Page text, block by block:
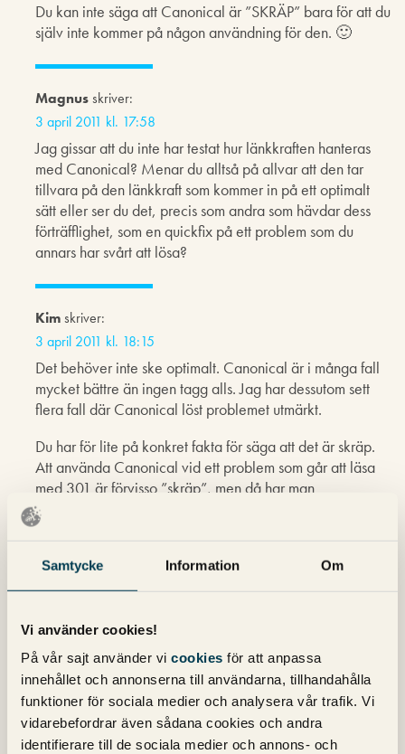
Samtycke Information Om
Vi använder cookies!
På vår sajt använder vi cookies för att anpassa
innehållet och annonserna till användarna, tillhandahålla
funktioner för sociala medier och analysera vår trafik. Vi
vidarebefordrar även sådana cookies och andra
identifierare till de sociala medier och annons- och
Du kan inte säga att Canonical är ”SKRÄP” bara för att du
själv inte kommer på någon användning för den. 🙂
Magnusskriver:
3 april 2011 kl. 17:58
Jag gissar att du inte har testat hur länkkraften hanteras
med Canonical? Menar du alltså på allvar att den tar
tillvara på den länkkraft som kommer in på ett optimalt
sätt eller ser du det, precis som andra som hävdar dess
förträfflighet, som en quickfix på ett problem som du
annars har svårt att lösa?
Kimskriver:
3 april 2011 kl. 18:15
Det behöver inte ske optimalt. Canonical är i många fall
mycket bättre än ingen tagg alls. Jag har dessutom sett
flera fall där Canonical löst problemet utmärkt.
Du har för lite på konkret fakta för säga att det är skräp.
Att använda Canonical vid ett problem som går att läsa
med 301 är förvisso ”skräp”, men då har man
missuppfattat hur den taggen skall användas.
Magnusskriver:
3 april 2011 kl. 18:35
Ok men jag tänker inte i den här bloggen lära ut knep
ställer lite högre krav än så, det finns bättre lösningar och
då är det oansvarigt att sprida taggen – det är en ursäkt
för sökmotoroptimerare som inte riktigt vet vad de gör –
det är en räddningslina för klåpare.